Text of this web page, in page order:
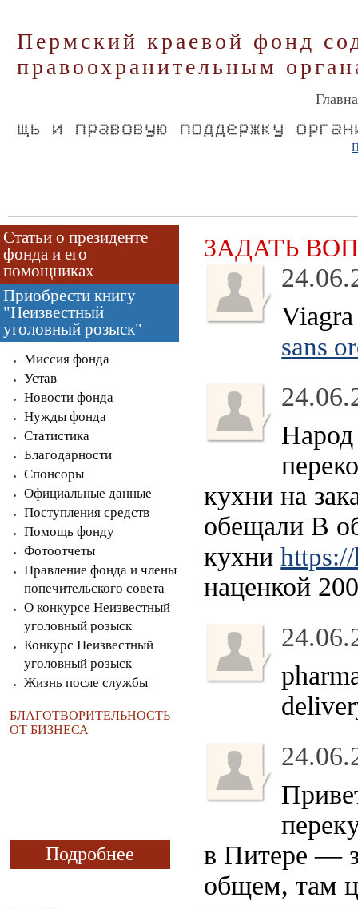
Пермский краевой фонд
правоохранительным
Статьи о президенте
фонда и его
помощниках
Приобрести книгу
"Неизвестный
уголовный розыск"
Миссия фонда
Устав
Новости фонда
Нужды фонда
Статистика
Благодарности
Спонсоры
Официальные данные
Поступления средств
Помощь фонду
Фотоотчеты
Правление фонда и члены
попечительского совета
О конкурсе Неизвестный
уголовный розыск
Конкурс Неизвестный
уголовный розыск
Жизнь после службы
БЛАГОТВОРИТЕЛЬНОСТЬ
ОТ БИЗНЕСА
Подробнее
ЗАДАТЬ
sans
Народ
кухни на
обещали В
кухни
наценкой
в Питере —
общем, там